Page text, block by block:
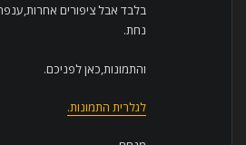
בלבד אבל ציפורים
נחת.
והתמונות,כאן לפניכם.
לגלרית התמונות.